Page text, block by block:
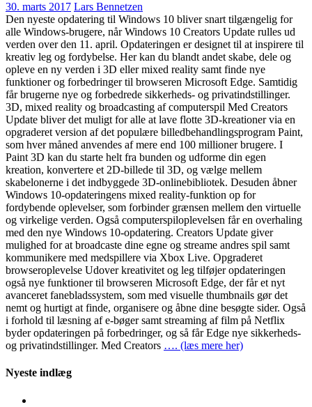
30. marts 2017 Lars Bennetzen
Den nyeste opdatering til Windows 10 bliver snart tilgængelig for
alle Windows-brugere, når Windows 10 Creators Update rulles ud
verden over den 11. april. Opdateringen er designet til at inspirere til
kreativ leg og fordybelse. Her kan du blandt andet skabe, dele og
opleve en ny verden i 3D eller mixed reality samt finde nye
funktioner og forbedringer til browseren Microsoft Edge. Samtidig
får brugerne nye og forbedrede sikkerheds- og privatindstillinger.
3D, mixed reality og broadcasting af computerspil Med Creators
Update bliver det muligt for alle at lave flotte 3D-kreationer via en
opgraderet version af det populære billedbehandlingsprogram Paint,
som hver måned anvendes af mere end 100 millioner brugere. I
Paint 3D kan du starte helt fra bunden og udforme din egen
kreation, konvertere et 2D-billede til 3D, og vælge mellem
skabelonerne i det indbyggede 3D-onlinebibliotek. Desuden åbner
Windows 10-opdateringens mixed reality-funktion op for
fordybende oplevelser, som forbinder grænsen mellem den virtuelle
og virkelige verden. Også computerspiloplevelsen får en overhaling
med den nye Windows 10-opdatering. Creators Update giver
mulighed for at broadcaste dine egne og streame andres spil samt
kommunikere med medspillere via Xbox Live. Opgraderet
browseroplevelse Udover kreativitet og leg tilføjer opdateringen
også nye funktioner til browseren Microsoft Edge, der får et nyt
avanceret fanebladssystem, som med visuelle thumbnails gør det
nemt og hurtigt at finde, organisere og åbne dine besøgte sider. Også
i forhold til læsning af e-bøger samt streaming af film på Netflix
byder opdateringen på forbedringer, og så får Edge nye sikkerheds-
og privatindstillinger. Med Creators …. (læs mere her)
Nyeste indlæg